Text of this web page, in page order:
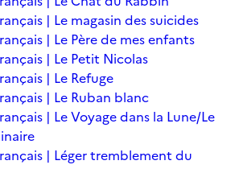
| Le magasin des suicides
| Le Père de mes enfants
| Le Petit Nicolas
| Le Refuge
| Le Ruban blanc
| Le Voyage dans la Lune/Le
| Léger tremblement du